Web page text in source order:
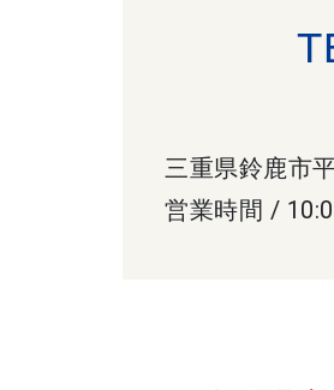
三重県鈴鹿市
営業時間 /